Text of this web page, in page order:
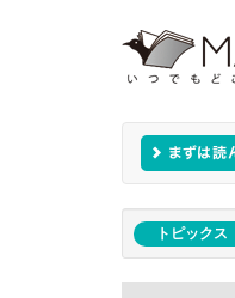
トピックス